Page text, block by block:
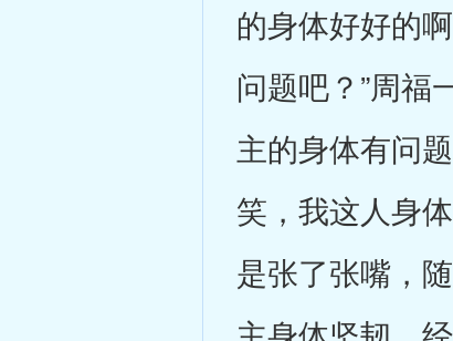
的身体好好的
问题吧？”周
主的身体有问
笑，我这人身
是张了张嘴，